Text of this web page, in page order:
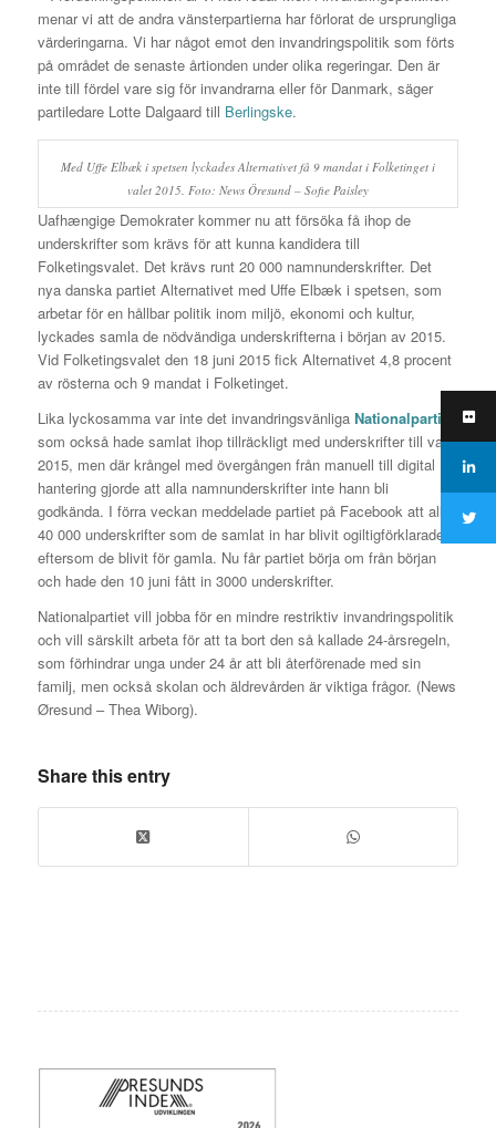
menar vi att de andra vänsterpartierna har förlorat de ursprungliga
värderingarna. Vi har något emot den invandringspolitik som förts
på området de senaste årtionden under olika regeringar. Den är
inte till fördel vare sig för invandrarna eller för Danmark, säger
partiledare Lotte Dalgaard till Berlingske.
Med Uffe Elbæk i spetsen lyckades Alternativet få 9 mandat i Folketinget i
valet 2015. Foto: News Öresund – Sofie Paisley
Uafhængige Demokrater kommer nu att försöka få ihop de
underskrifter som krävs för att kunna kandidera till
Folketingsvalet. Det krävs runt 20 000 namnunderskrifter. Det
nya danska partiet Alternativet med Uffe Elbæk i spetsen, som
arbetar för en hållbar politik inom miljö, ekonomi och kultur,
lyckades samla de nödvändiga underskrifterna i början av 2015.
Vid Folketingsvalet den 18 juni 2015 fick Alternativet 4,8 procent
av rösterna och 9 mandat i Folketinget.
Lika lyckosamma var inte det invandringsvänliga Nationalpartiet
som också hade samlat ihop tillräckligt med underskrifter till valet
2015, men där krångel med övergången från manuell till digital
hantering gjorde att alla namnunderskrifter inte hann bli
godkända. I förra veckan meddelade partiet på Facebook att alla
40 000 underskrifter som de samlat in har blivit ogiltigförklarade
eftersom de blivit för gamla. Nu får partiet börja om från början
och hade den 10 juni fått in 3000 underskrifter.
Nationalpartiet vill jobba för en mindre restriktiv invandringspolitik
och vill särskilt arbeta för att ta bort den så kallade 24-årsregeln,
som förhindrar unga under 24 år att bli återförenade med sin
familj, men också skolan och äldrevården är viktiga frågor. (News
Øresund – Thea Wiborg).
Share this entry